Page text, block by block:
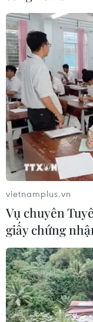
'Bal du moulin de la
vietnamplus.vn
Vụ chuyên
giấy chứng